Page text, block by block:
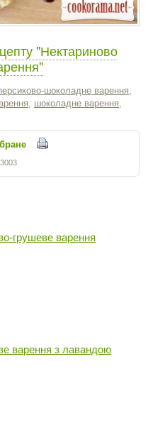
"Нектариново
шоколадне варення,
, шоколадне варення,
3003
грушеве варення
варення з лавандою